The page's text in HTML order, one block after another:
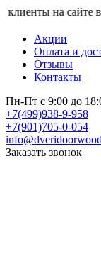
на сайте ведутся
Акции
Оплата и
Отзывы
Контакты
Пн-Пт с 9:00 до
+7(499)938-9-958
+7(901)705-0-054
Заказать звонок